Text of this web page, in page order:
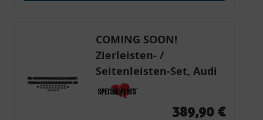
COMING SOON!
Zierleisten- /
Seitenleisten-Set, Audi
80 Cabrio, Coupe, S2, (6x
Zierleiste, 2x Kappe,
389,90 €